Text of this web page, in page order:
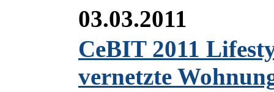
03.03.2011
CeBIT 2011
vernetzte